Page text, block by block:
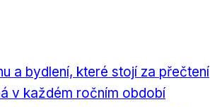
a bydlení, které stojí za přečtení
v každém ročním období